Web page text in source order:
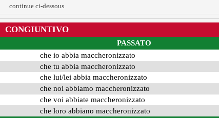
continue ci-dessous
CONGIUNTIVO
PASSATO
che io abbia maccheronizzato
che tu abbia maccheronizzato
che lui/lei abbia maccheronizzato
che noi abbiamo maccheronizzato
che voi abbiate maccheronizzato
che loro abbiano maccheronizzato